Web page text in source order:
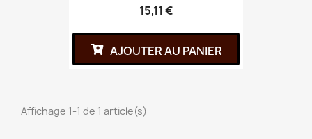
15,11 €
AJOUTER AU PANIER
Affichage 1-1 de 1 article(s)